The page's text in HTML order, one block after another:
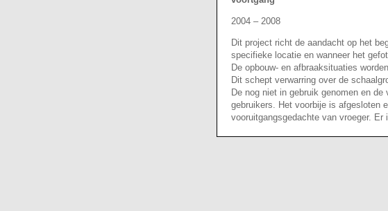
2004 – 2008
Dit project richt de aandacht op het
specifieke locatie en wanneer het
De opbouw- en afbraaksituaties
Dit schept verwarring over de
De nog niet in gebruik genomen en
gebruikers. Het voorbije is afgesloten
vooruitgangsgedachte van vroeger.